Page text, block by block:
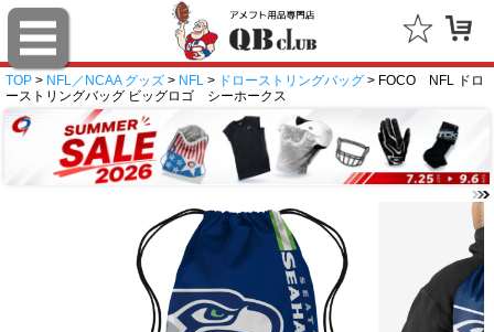
TOP > NFL／NCAA グッズ > NFL > ドローストリングバッグ > FOCO NFL ドロ
ーストリングバッグ ビッグロゴ シーホークス